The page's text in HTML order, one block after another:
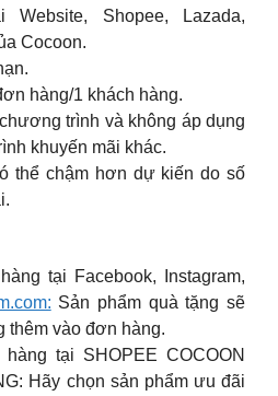
Shopee, Lazada,
Cocoon.
hàng/1 khách hàng.
trình và không áp dụng
khuyến mãi khác.
thể chậm hơn dự kiến do số
tại Facebook, Instagram,
Sản phẩm quà tặng sẽ
thêm vào đơn hàng.
tại SHOPEE COCOON
Hãy chọn sản phẩm ưu đãi